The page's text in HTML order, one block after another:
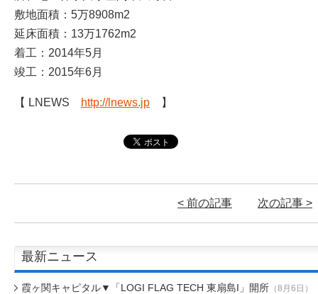
敷地面積：5万8908m2
延床面積：13万1762m2
着工：2014年5月
竣工：2015年6月
【 LNEWS http://lnews.jp 】
< 前の記事 次の記事 >
最新ニュース
霞ヶ関キャピタル▼「LOGI FLAG TECH 東扇島I」開所（8月6日）